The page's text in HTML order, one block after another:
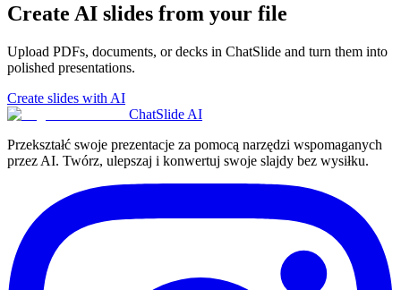
Create AI slides from your file
Upload PDFs, documents, or decks in ChatSlide and turn them into
polished presentations.
Create slides with AI
ChatSlide AI
Przekształć swoje prezentacje za pomocą narzędzi wspomaganych
przez AI. Twórz, ulepszaj i konwertuj swoje slajdy bez wysiłku.